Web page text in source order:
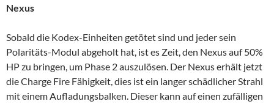
Nexus
Sobald die Kodex-Einheiten getötet sind und jeder sein
Polaritäts-Modul abgeholt hat, ist es Zeit, den Nexus auf 50%
HP zu bringen, um Phase 2 auszulösen. Der Nexus erhält jetzt
die Charge Fire Fähigkeit, dies ist ein langer schädlicher Strahl
mit einem Aufladungsbalken. Dieser kann auf einen zufälligen